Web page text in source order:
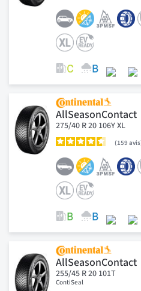
AllSeasonContact
275/40 R 20 106Y XL
159 avis
AllSeasonContact
255/45 R 20 101T
ContiSeal